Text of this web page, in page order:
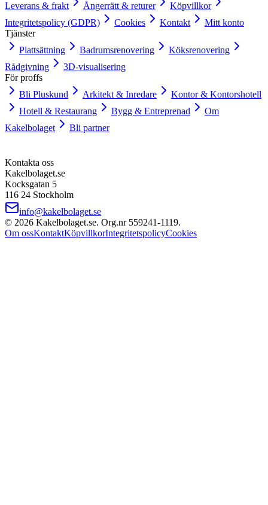
Leverans & frakt
Ångerrätt & returer
Köpvillkor
Integritetspolicy (GDPR)
Cookies Kontakt
Mitt konto
Tjänster
Plattsättning
Badrumsrenovering
Köksrenovering
Rådgivning
3D-visualisering
För proffs
Bli Pluskund
Arkitekt & Inredare
Kontor & Kontorshotell
Hotell & Restaurang
Bygg & Entreprenad
Om
Kakelbolaget
Bli partner
Kontakta oss
Kakelbolaget.se
Kocksgatan 5
116 24 Stockholm
info@kakelbolaget.se
© 2026 Kakelbolaget.se. Org.nr 559241‑1119.
Om ossKontaktKöpvillkorIntegritetspolicyCookies